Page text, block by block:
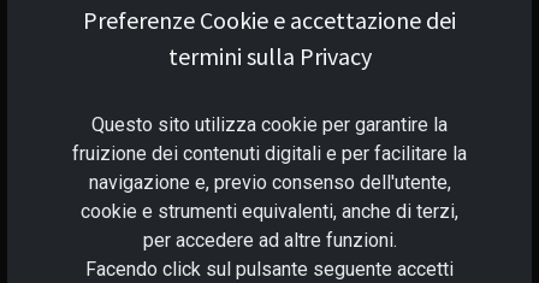
Preferenze Cookie e accettazione dei
termini sulla Privacy
Questo sito utilizza cookie per garantire la
fruizione dei contenuti digitali e per facilitare la
navigazione e, previo consenso dell'utente,
cookie e strumenti equivalenti, anche di terzi,
per accedere ad altre funzioni.
Facendo click sul pulsante seguente accetti
Novodruzhsk, Berestovoye, Zaliman nella Repubblica
Popolare di Luhansk, Krasnaya Gora, Podgorodnoye nella
Repubblica Popolare di Donetsk, Novogorovka, Rabotino,
Geroyskoye nella regione di Kherson.
In totale, dall'inizio dell'operazione militare speciale sono
stati distrutti 455 aerei, 242 elicotteri, 5.090 veicoli aerei
senza pilota, 426 sistemi missilistici antiaerei, 10.740 carri